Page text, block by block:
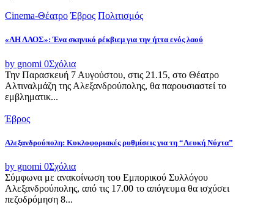
Cinema-Θέατρο Έβρος Πολιτισμός
«ΑΗ ΛΑΟΣ»: Ένα σκηνικό ρέκβιεμ για την ήττα ενός λαού
by gnomi 0Σχόλια
Την Παρασκευή 7 Αυγούστου, στις 21.15, στο Θέατρο
Αλτιναλμάζη της Αλεξανδρούπολης, θα παρουσιαστεί το
εμβληματικ...
Έβρος
Αλεξανδρούπολη: Κυκλοφοριακές ρυθμίσεις για τη “Λευκή Νύχτα”
by gnomi 0Σχόλια
Σύμφωνα με ανακοίνωση του Εμπορικού Συλλόγου
Αλεξανδρούπολης, από τις 17.00 το απόγευμα θα ισχύσει
πεζοδρόμηση 8...